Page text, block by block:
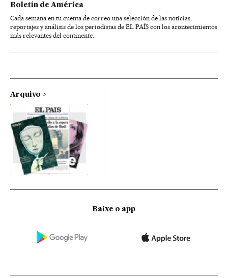
Boletín de América
Cada semana en tu cuenta de correo una selección de las noticias,
reportajes y análisis de los periodistas de EL PAÍS con los acontecimientos
más relevantes del continente.
Arquivo
Baixe o app